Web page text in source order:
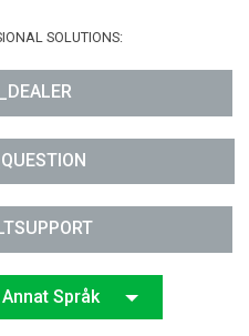
SOLUTIONS:
Språk